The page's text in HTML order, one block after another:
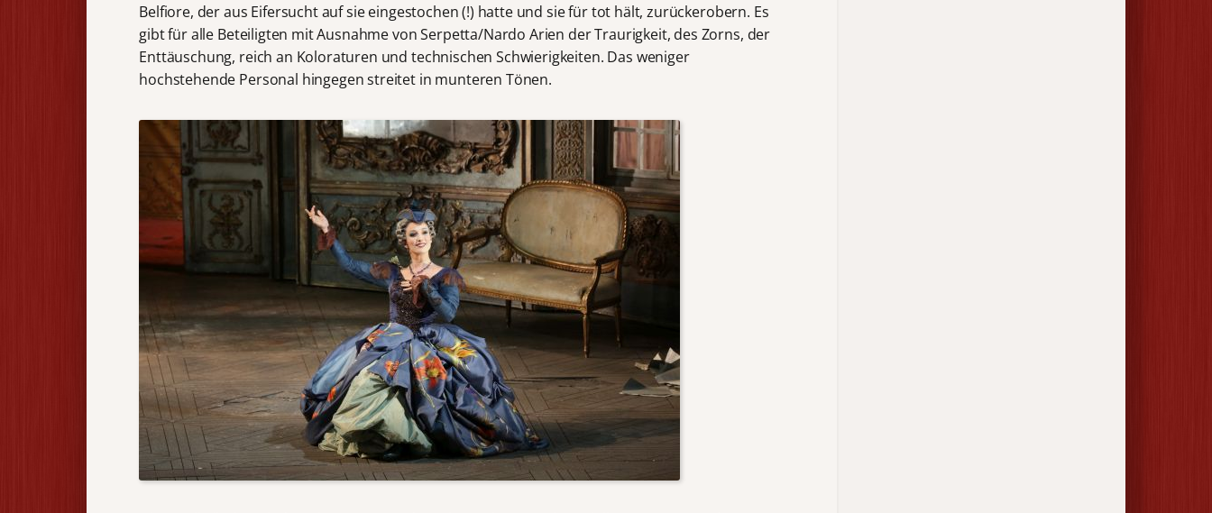
Belfiore, der aus Eifersucht auf sie eingestochen (!) hatte und sie für tot hält, zurückerobern. Es
gibt für alle Beteiligten mit Ausnahme von Serpetta/Nardo Arien der Traurigkeit, des Zorns, der
Enttäuschung, reich an Koloraturen und technischen Schwierigkeiten. Das weniger
hochstehende Personal hingegen streitet in munteren Tönen.